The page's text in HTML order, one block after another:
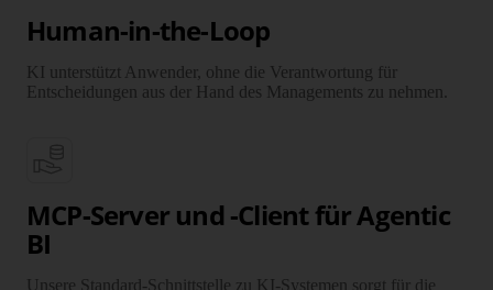
Human-in-the-Loop
KI unterstützt Anwender, ohne die Verantwortung für
Entscheidungen aus der Hand des Managements zu nehmen.
MCP-Server und -Client für Agentic
BI
Unsere Standard-Schnittstelle zu KI-Systemen sorgt für die